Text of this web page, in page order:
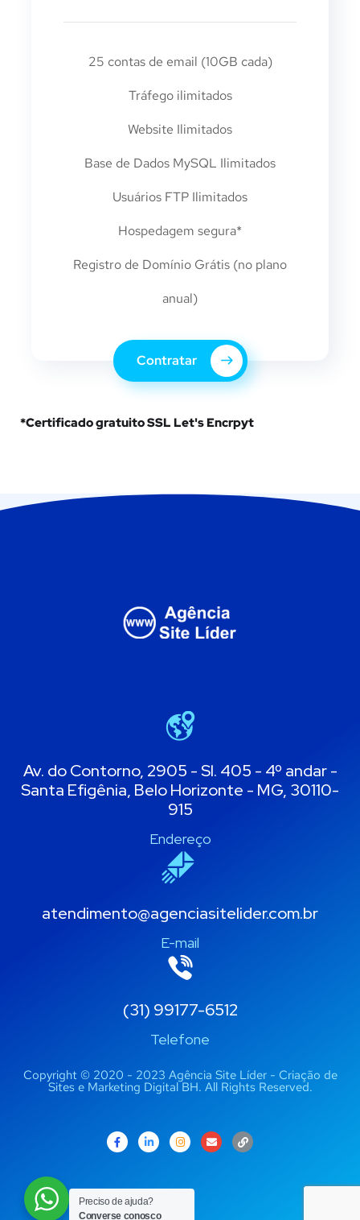
25 contas de email (10GB cada)
Tráfego ilimitados
Website Ilimitados
Base de Dados MySQL Ilimitados
Usuários FTP Ilimitados
Hospedagem segura*
Registro de Domínio Grátis (no plano
anual)
Contratar
*Certificado gratuito SSL Let's Encrpyt
Av. do Contorno, 2905 - Sl. 405 - 4º andar -
Santa Efigênia, Belo Horizonte - MG, 30110-
915
Endereço
atendimento@agenciasitelider.com.br
E-mail
(31) 99177-6512
Telefone
Copyright © 2020 - 2023 Agência Site Líder - Criação de
Sites e Marketing Digital BH. All Rights Reserved.
Preciso de ajuda?
Converse conosco